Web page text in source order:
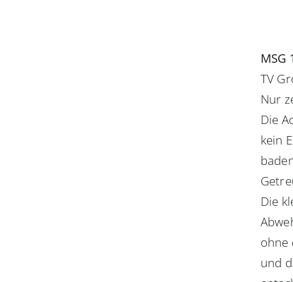
TV
Nur
Die
kein
Die
ohne
und